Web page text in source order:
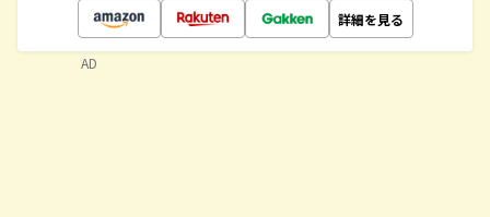
詳細を見る
AD